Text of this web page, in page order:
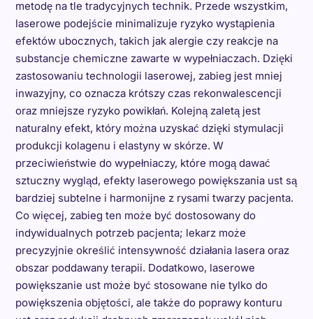
metodę na tle tradycyjnych technik. Przede wszystkim,
laserowe podejście minimalizuje ryzyko wystąpienia
efektów ubocznych, takich jak alergie czy reakcje na
substancje chemiczne zawarte w wypełniaczach. Dzięki
zastosowaniu technologii laserowej, zabieg jest mniej
inwazyjny, co oznacza krótszy czas rekonwalescencji
oraz mniejsze ryzyko powikłań. Kolejną zaletą jest
naturalny efekt, który można uzyskać dzięki stymulacji
produkcji kolagenu i elastyny w skórze. W
przeciwieństwie do wypełniaczy, które mogą dawać
sztuczny wygląd, efekty laserowego powiększania ust są
bardziej subtelne i harmonijne z rysami twarzy pacjenta.
Co więcej, zabieg ten może być dostosowany do
indywidualnych potrzeb pacjenta; lekarz może
precyzyjnie określić intensywność działania lasera oraz
obszar poddawany terapii. Dodatkowo, laserowe
powiększanie ust może być stosowane nie tylko do
powiększenia objętości, ale także do poprawy konturu